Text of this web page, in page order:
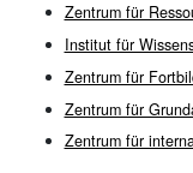
Zentrum für
Institut für
Zentrum für
Zentrum für
Zentrum für